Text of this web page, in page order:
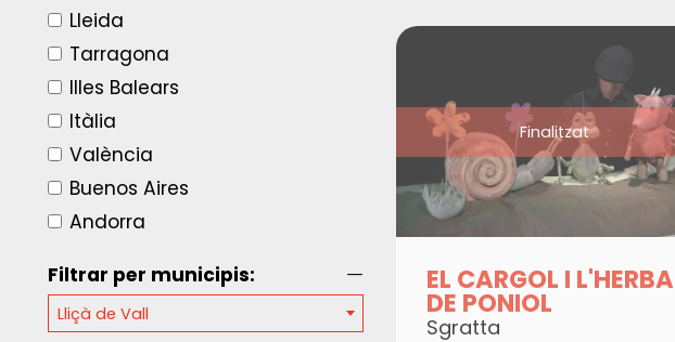
Finalitzat
EL CARGOL I L'HERBA
DE PONIOL
Sgratta
Lleida
Tarragona
Illes Balears
Itàlia
València
Buenos Aires
Andorra
Filtrar per municipis:
Lliçà de Vall